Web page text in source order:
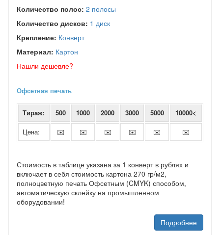
Количество полос: 2 полосы
Количество дисков: 1 диск
Крепление: Конверт
Материал: Картон
Нашли дешевле?
Офсетная печать
Тираж: 500 1000 2000 3000 5000 10000<
Цена: ✉️ ✉️ ✉️ ✉️ ✉️ ✉️
Стоимость в таблице указана за 1 конверт в рублях и
включает в себя стоимость картона 270 гр/м2,
полноцветную печать Офсетным (CMYK) способом,
автоматическую склейку на промышленном
оборудовании!
Подробнее